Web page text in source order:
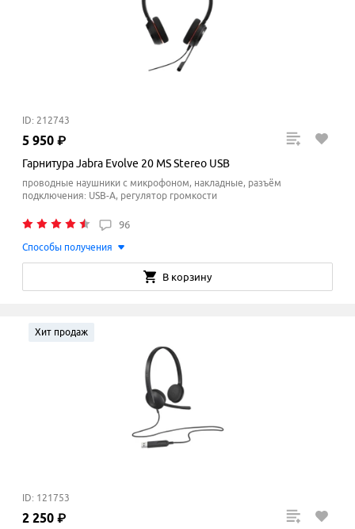
ID: 212743
5 950 ₽
Гарнитура Jabra Evolve 20 MS Stereo USB
проводные наушники с микрофоном, накладные, разъём
подключения: USB-A, регулятор громкости
96
Способы получения
В корзину
Хит продаж
ID: 121753
2 250 ₽